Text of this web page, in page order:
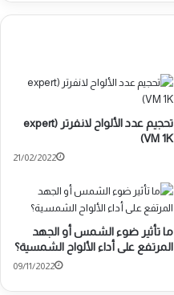
تحجيم عدد الألواح لانفرتر (expert
VM 1K)
21/02/2022
ما تأثير ضوء الشمس أو الجهد
المرتفع على أداء الألواح الشمسية؟
09/11/2022